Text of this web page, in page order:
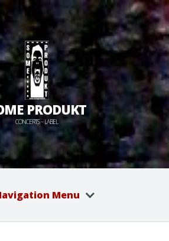
PRODUKT
CONCERTS – LABEL
Menu